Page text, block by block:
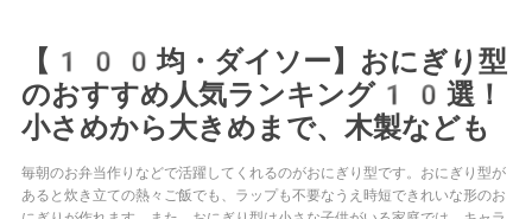
【100均・ダイソー】おにぎり型
のおすすめ人気ランキング10選！
小さめから大きめまで、木製なども
毎朝のお弁当作りなどで活躍してくれるのがおにぎり型です。おにぎり型が
あると炊き立ての熱々ご飯でも、ラップも不要なうえ時短できれいな形のお